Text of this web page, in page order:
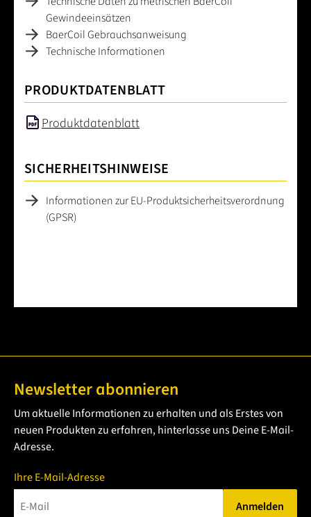
Gewindeeinsätzen
BaerCoil Gebrauchsanweisung
Technische Informationen
PRODUKTDATENBLATT
Produktdatenblatt
SICHERHEITSHINWEISE
Informationen zur EU-Produktsicherheitsverordnung
(GPSR)
Newsletter abonnieren
Um aktuelle Informationen zu erhalten und als Erstes von
neuen Produkten zu erfahren, hinterlasse uns Deine E-Mail-
Adresse.
Ihre E-Mail-Adresse
Anmelden